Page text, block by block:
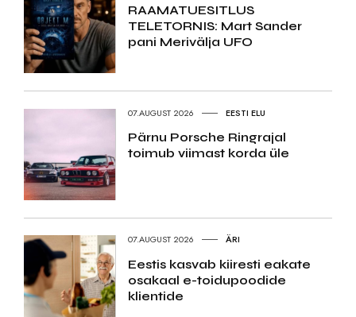
RAAMATUESITLUS
TELETORNIS: Mart Sander
pani Merivälja UFO
07.AUGUST 2026 EESTI ELU
Pärnu Porsche Ringrajal
toimub viimast korda üle
07.AUGUST 2026 ÄRI
Eestis kasvab kiiresti eakate
osakaal e-toidupoodide
klientide